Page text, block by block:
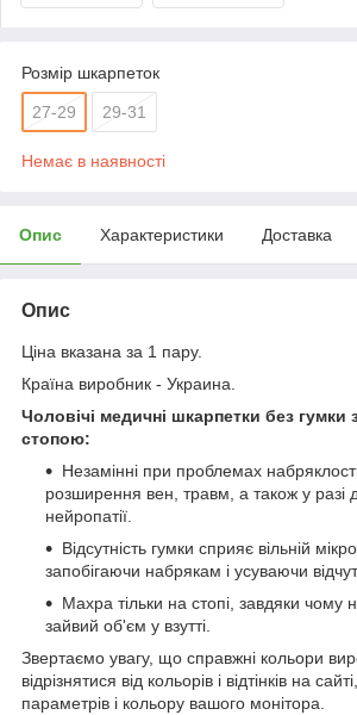
Розмір шкарпеток
27-29 29-31
Немає в наявності
Опис Характеристики Доставка
Опис
Ціна вказана за 1 пару.
Країна виробник - Украина.
Чоловічі медичні шкарпетки без
стопою:
Незамінні при проблемах
розширення вен, травм, а також у разі
нейропатії.
Відсутність гумки сприяє вільній
запобігаючи набрякам і усуваючи
Махра тільки на стопі, завдяки чому
зайвий об'єм у взутті.
Звертаємо увагу, що справжні кольори
відрізнятися від кольорів і відтінків на
параметрів і кольору вашого монітора.